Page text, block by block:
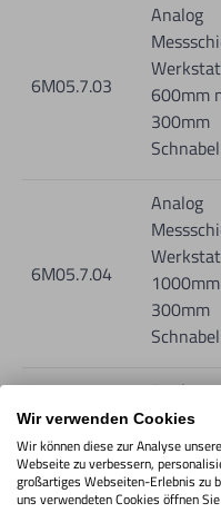
6M05.7.03
Analog
600mm
300mm
Schnabel
6M05.7.04
Analog
300mm
Schnabel
6M05.7.05
Analog
300mm
Wir verwenden Cookies
Wir können diese zur Analyse
Webseite zu verbessern,
großartiges Webseiten-Erlebnis zu
uns verwendeten Cookies öffnen